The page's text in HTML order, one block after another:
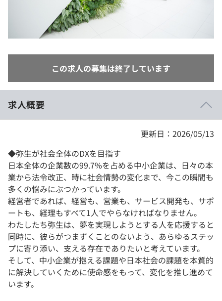
学校向けプラン
この求人の募集は終了しています
求人概要
更新日：2026/05/13
◆弥生が社会全体のDXを目指す
日本全体の企業数の99.7%を占める中小企業は、日々の本
業から法令改正、時に社会情勢の変化まで、今この瞬間も
多くの悩みにぶつかっています。
経営者であれば、経営も、営業も、サービス開発も、サポ
ートも、経理もすべて1人でやらなければなりません。
わたしたち弥生は、夢を実現しようとする人を応援すると
同時に、彼らがつまずくことのないよう、あらゆるステッ
プに寄り添い、支える存在でありたいと考えています。
そして、中小企業が抱える課題や日本社会の課題を本質的
に解決していくために使命感をもって、変化を推し進めて
います。